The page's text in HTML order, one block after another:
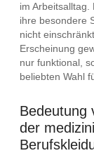
im Arbeitsalltag.
ihre besondere
nicht
Erscheinung
nur funktional,
beliebten Wahl
Bedeutung
der